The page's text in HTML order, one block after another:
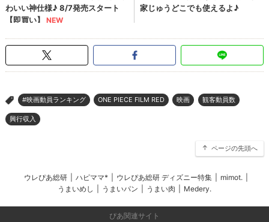
> #映画動員ランキング ONE PIECE FILM RED 映画 観客動員数
興行収入
ページの先頭へ
ウレぴあ総研 ハピママ* ウレぴあ総研 ディズニー特集 mimot.
うまいめし
うまいパン うまい肉 Medery.
ぴあ関連サイト